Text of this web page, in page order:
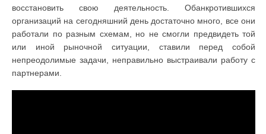
восстановить свою деятельность. Обанкротившихся
организаций на сегодняшний день достаточно много, все они
работали по разным схемам, но не смогли предвидеть той
или иной рыночной ситуации, ставили перед собой
непреодолимые задачи, неправильно выстраивали работу с
партнерами.